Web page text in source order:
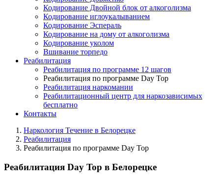
Кодирование Двойной блок от алкоголизма
Кодирование иглоукалыванием
Кодирование Эспераль
Кодирование на дому от алкоголизма
Кодирование уколом
Вшивание торпедо
Реабилитация
Реабилитация по программе 12 шагов
Реабилитация по программе Day Top
Реабилитация наркомании
Реабилитационный центр для наркозависимых
бесплатно
Контакты
Наркология Течение в Белорецке
Реабилитация
Реабилитация по программе Day Top
Реабилитация Day Top в Белорецке